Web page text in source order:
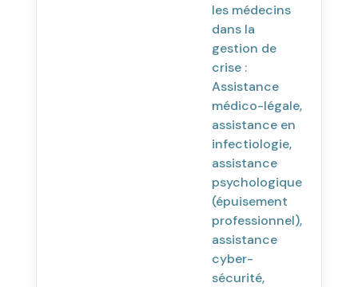
les médecins
dans la
gestion de
crise :
Assistance
médico-légale,
assistance en
infectiologie,
assistance
psychologique
(épuisement
professionnel),
assistance
cyber-
sécurité,